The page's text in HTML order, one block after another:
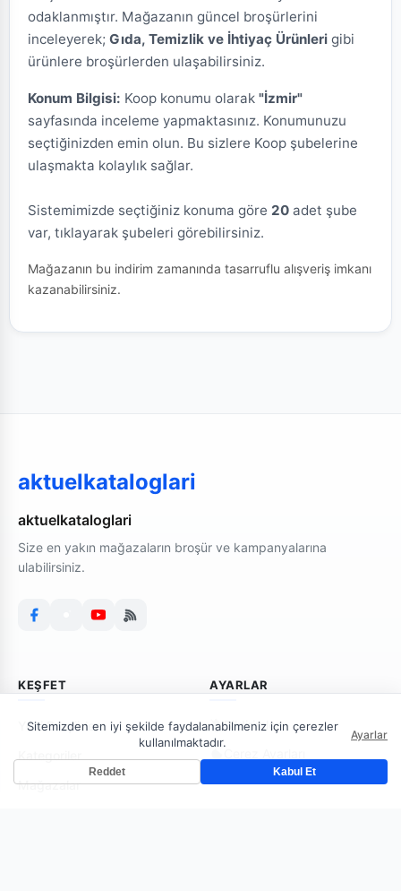
odaklanmıştır. Mağazanın güncel broşürlerini
inceleyerek; Gıda, Temizlik ve İhtiyaç Ürünleri gibi
ürünlere broşürlerden ulaşabilirsiniz.
Konum Bilgisi: Koop konumu olarak "İzmir"
sayfasında inceleme yapmaktasınız. Konumunuzu
seçtiğinizden emin olun. Bu sizlere Koop şubelerine
ulaşmakta kolaylık sağlar.
Sistemimizde seçtiğiniz konuma göre 20 adet şube
var, tıklayarak şubeleri görebilirsiniz.
Mağazanın bu indirim zamanında tasarruflu alışveriş imkanı
kazanabilirsiniz.
aktuelkataloglari
aktuelkataloglari
Size en yakın mağazaların broşür ve kampanyalarına
ulabilirsiniz.
KEŞFET
Yeni Broşürler
Mağazalar
AYARLAR
Bildirimler
Sitemizden en iyi şekilde faydalanabilmeniz için çerezler
kullanılmaktadır.
Ayarlar
Reddet Kabul Et